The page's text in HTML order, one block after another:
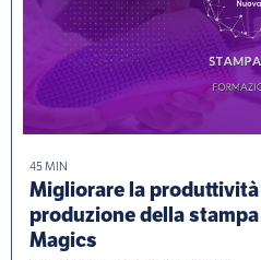
45 MIN
Migliorare la
produzione della
Magics